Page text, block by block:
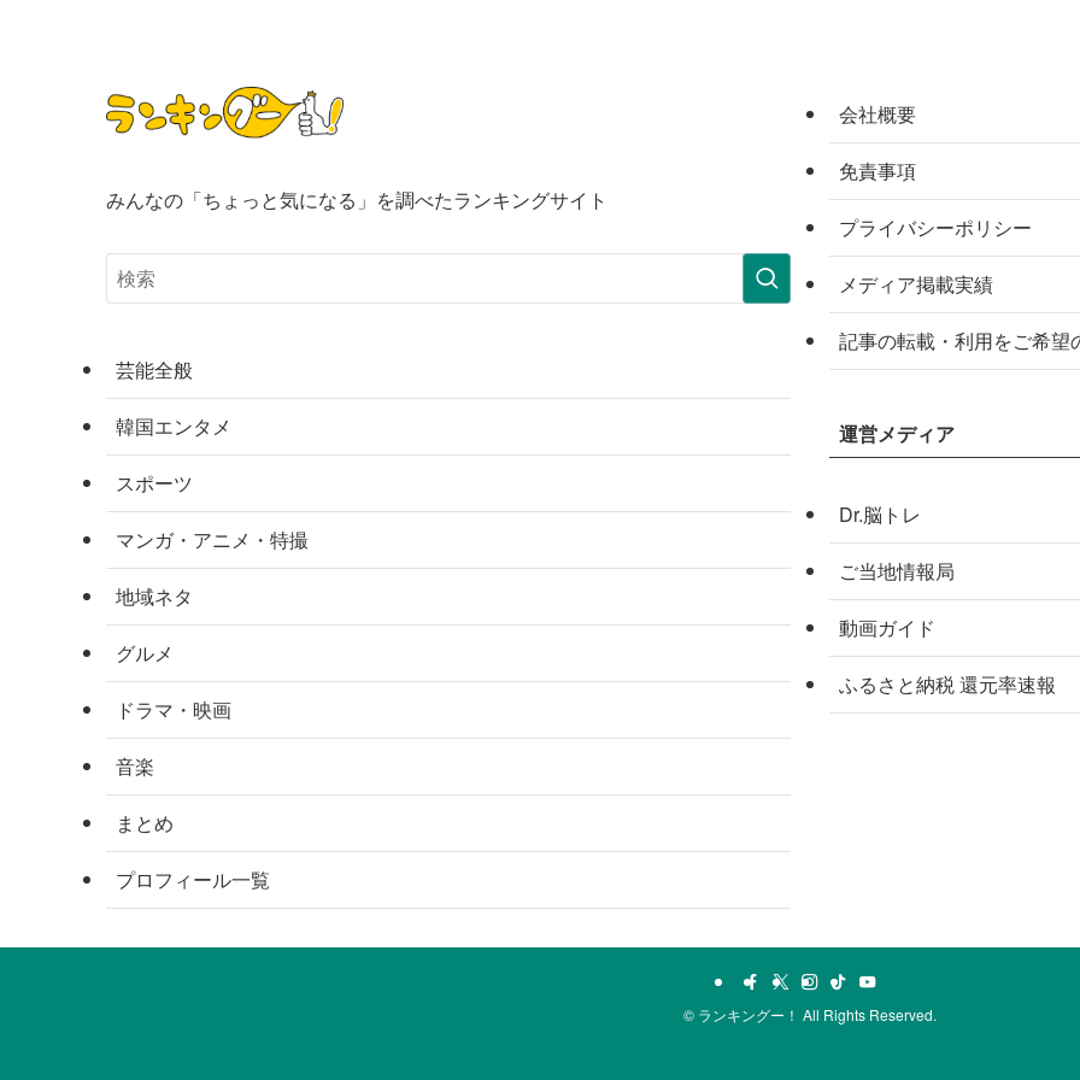
みんなの「ちょっと気になる」を調べたランキングサイト
芸能全般
韓国エンタメ
スポーツ
マンガ・アニメ・特撮
地域ネタ
グルメ
ドラマ・映画
音楽
まとめ
プロフィール一覧
会社概要
免責事項
プライバシーポリシー
メディア掲載実績
記事の転載・利用をご希望
運営メディア
Dr.脳トレ
ご当地情報局
動画ガイド
ふるさと納税 還元率速報
© ランキングー！ All Rights Reserved.